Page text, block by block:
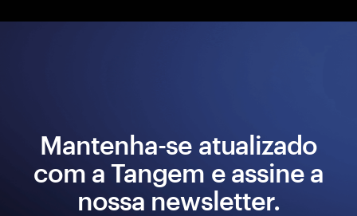
Mantenha-se atualizado
com a Tangem e assine a
nossa newsletter.